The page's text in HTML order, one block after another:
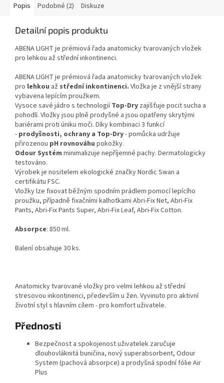
Popis Podobné (2) Diskuze
Detailní popis produktu
ABENA LIGHT je prémiová řada anatomicky tvarovaných vložek
pro lehkou až střední inkontinenci.
ABENA LIGHT je prémiová řada anatomicky tvarovaných vložek
pro lehkou až střední inkontinenci. Vložka je z vnější strany
vybavena lepícím proužkem.
Vysoce savé jádro s technologií Top-Dry zajišťuje pocit sucha a
pohodlí. Vložky jsou plně prodyšné a jsou opatřeny skrytými
bariérami proti úniku moči. Díky kombinaci 3 funkcí
- prodyšnosti, ochrany a Top-Dry- pomůcka udržuje
přirozenou pH rovnováhu pokožky.
Odour Systém minimalizuje nepříjemné pachy. Dermatologicky
testováno.
Výrobek je nositelem ekologické značky Nordic Swan a
certifikátu FSC.
Vložky lze fixovat běžným spodním prádlem pomocí lepícího
proužku, případně fixačními kalhotkami Abri-Fix Net, Abri-Fix
Pants, Abri-Fix Pants Super, Abri-Fix Leaf, Abri-Fix Cotton.
Absorpce: 850 ml.
Balení obsahuje 30 ks.
Anatomicky tvarované vložky pro velmi lehkou až střední
stresovou inkontinenci, především u žen. Vyvinuto pro aktivní
životní styl s hlavním cílem - pro komfort uživatele.
Přednosti
Bezpečnost a spokojenost uživatelek zaručuje
dlouhovláknitá buničina, nový superabsorbent, Odour
System (pachová absorpce) a prodyšná spodní fólie Air
Plus